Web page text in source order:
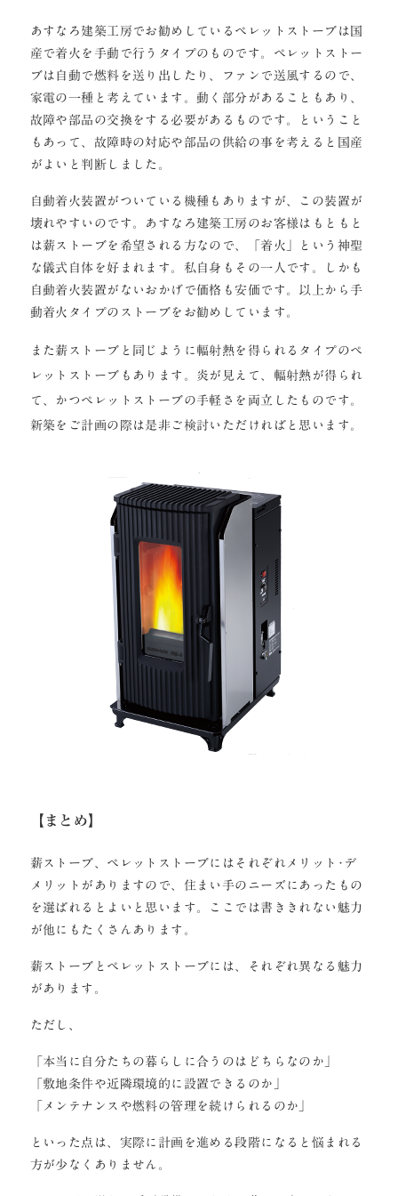
あすなろ建築工房でお勧めしているペレットストーブは国
産で着火を手動で行うタイプのものです。ペレットストー
ブは自動で燃料を送り出したり、ファンで送風するので、
家電の一種と考えています。動く部分があることもあり、
故障や部品の交換をする必要があるものです。ということ
もあって、故障時の対応や部品の供給の事を考えると国産
がよいと判断しました。
自動着火装置がついている機種もありますが、この装置が
壊れやすいのです。あすなろ建築工房のお客様はもともと
は薪ストーブを希望される方なので、「着火」という神聖
な儀式自体を好まれます。私自身もその一人です。しかも
自動着火装置がないおかげで価格も安価です。以上から手
動着火タイプのストーブをお勧めしています。
また薪ストーブと同じように輻射熱を得られるタイプのペ
レットストーブもあります。炎が見えて、輻射熱が得られ
て、かつペレットストーブの手軽さを両立したものです。
新築をご計画の際は是非ご検討いただければと思います。
【まとめ】
薪ストーブ、ペレットストーブにはそれぞれメリット･デ
メリットがありますので、住まい手のニーズにあったもの
を選ばれるとよいと思います。ここでは書ききれない魅力
が他にもたくさんあります。
薪ストーブとペレットストーブには、それぞれ異なる魅力
があります。
ただし、
「本当に自分たちの暮らしに合うのはどちらなのか」
「敷地条件や近隣環境的に設置できるのか」
「メンテナンスや燃料の管理を続けられるのか」
といった点は、実際に計画を進める段階になると悩まれる
方が少なくありません。